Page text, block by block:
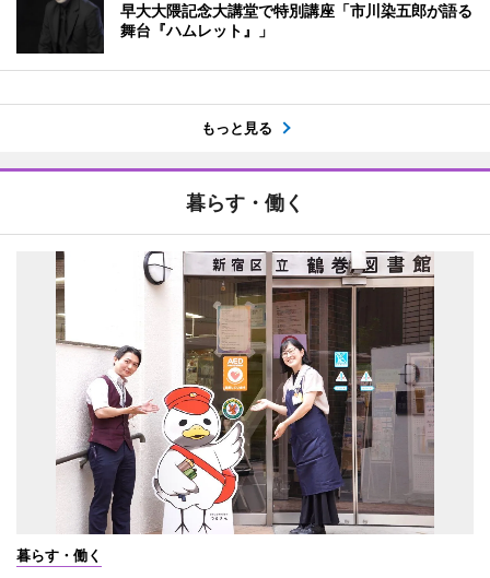
早大大隈記念大講堂で特別講座「市川染五郎が語る
舞台『ハムレット』」
もっと見る
暮らす・働く
暮らす・働く